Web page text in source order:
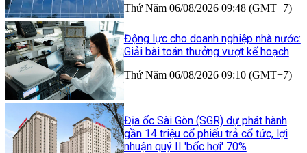
Thứ Năm 06/08/2026 09:48 (GMT+7)
Động lực cho doanh nghiệp nhà nước:
Giải bài toán thưởng vượt kế hoạch
Thứ Năm 06/08/2026 09:10 (GMT+7)
Địa ốc Sài Gòn (SGR) dự phát hành
gần 14 triệu cổ phiếu trả cổ tức, lợi
nhuận quý II 'bốc hơi' 70%